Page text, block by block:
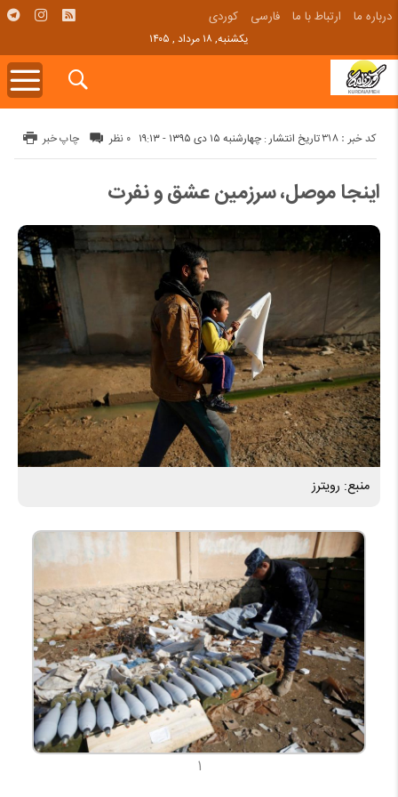
درباره ما ارتباط با ما فارسی کوردی
یکشنبه, ۱۸ مرداد , ۱۴۰۵
تاریخ انتشار : چهارشنبه ۱۵ دی ۱۳۹۵ - ۱۹:۱۳ کد خبر : 318 چاپ خبر ۰ نظر
اینجا موصل، سرزمین عشق و نفرت
منبع: رویترز
1